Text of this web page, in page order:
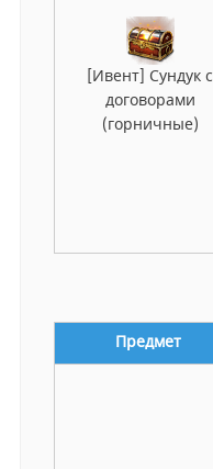
[Ивент] Сундук с
договорами
(горничные)
Предмет